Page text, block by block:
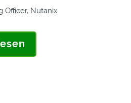
Officer, Nutanix